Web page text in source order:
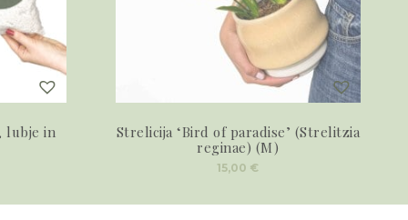
lubje in
Strelicija ‘Bird of paradise’ (Strelitzia
reginae) (M)
15,00 €